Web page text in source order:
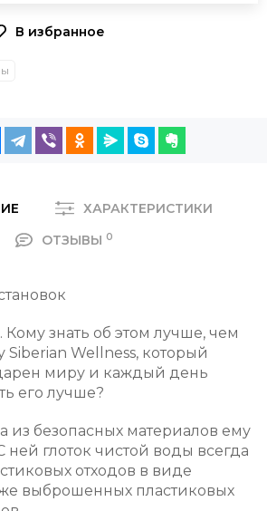
ХАРАКТЕРИСТИКИ
ОТЗЫВЫ 0
Кому знать об этом лучше, чем
Siberian Wellness, который
миру и каждый день
его лучше?
из безопасных материалов ему
ней глоток чистой воды всегда
отходов в виде
выброшенных пластиковых